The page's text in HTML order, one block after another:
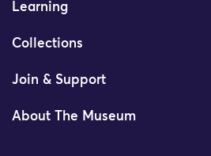
Learning
Collections
Join & Support
About The Museum